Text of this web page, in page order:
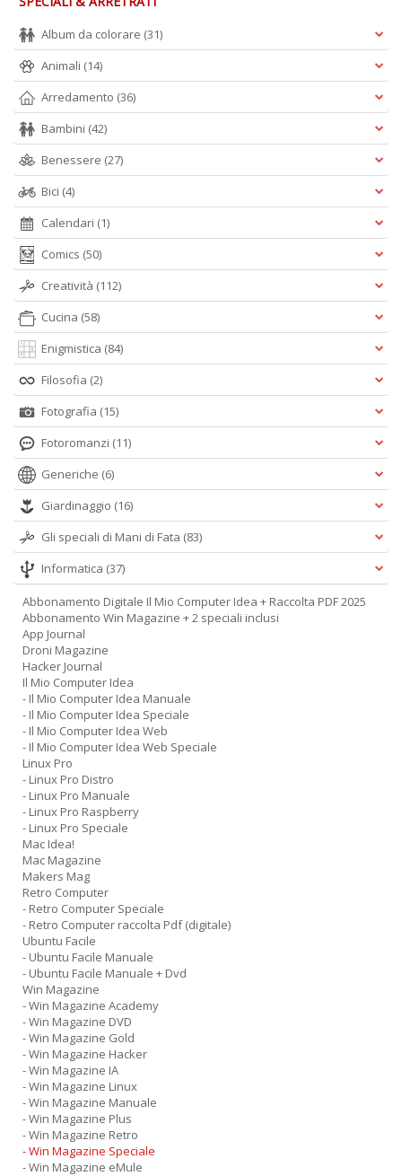
Album da colorare (31)
Animali (14)
Arredamento (36)
Bambini (42)
Benessere (27)
Bici (4)
Calendari (1)
Comics (50)
Creatività (112)
Cucina (58)
Enigmistica (84)
Filosofia (2)
Fotografia (15)
Fotoromanzi (11)
Generiche (6)
Giardinaggio (16)
Gli speciali di Mani di Fata (83)
Informatica (37)
Abbonamento Digitale Il Mio Computer Idea + Raccolta PDF 2025
Abbonamento Win Magazine + 2 speciali inclusi
App Journal
Droni Magazine
Hacker Journal
Il Mio Computer Idea
- Il Mio Computer Idea Manuale
- Il Mio Computer Idea Speciale
- Il Mio Computer Idea Web
- Il Mio Computer Idea Web Speciale
Linux Pro
- Linux Pro Distro
- Linux Pro Manuale
- Linux Pro Raspberry
- Linux Pro Speciale
Mac Idea!
Mac Magazine
Makers Mag
Retro Computer
- Retro Computer Speciale
- Retro Computer raccolta Pdf (digitale)
Ubuntu Facile
- Ubuntu Facile Manuale
- Ubuntu Facile Manuale + Dvd
Win Magazine
- Win Magazine Academy
- Win Magazine DVD
- Win Magazine Gold
- Win Magazine Hacker
- Win Magazine IA
- Win Magazine Linux
- Win Magazine Manuale
- Win Magazine Plus
- Win Magazine Retro
- Win Magazine Speciale
- Win Magazine eMule